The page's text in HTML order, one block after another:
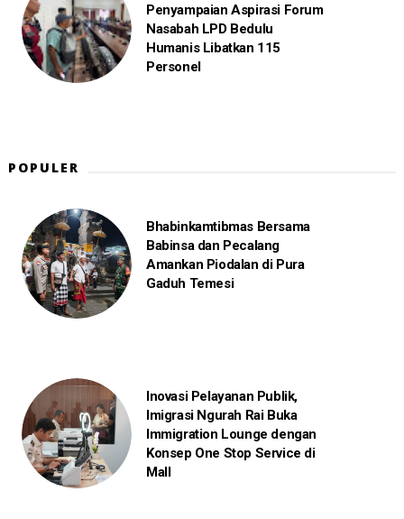
Penyampaian Aspirasi Forum
Nasabah LPD Bedulu
Humanis Libatkan 115
Personel
POPULER
Bhabinkamtibmas Bersama
Babinsa dan Pecalang
Amankan Piodalan di Pura
Gaduh Temesi
Inovasi Pelayanan Publik,
Imigrasi Ngurah Rai Buka
Immigration Lounge dengan
Konsep One Stop Service di
Mall